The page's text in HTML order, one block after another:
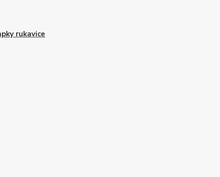
rukavice